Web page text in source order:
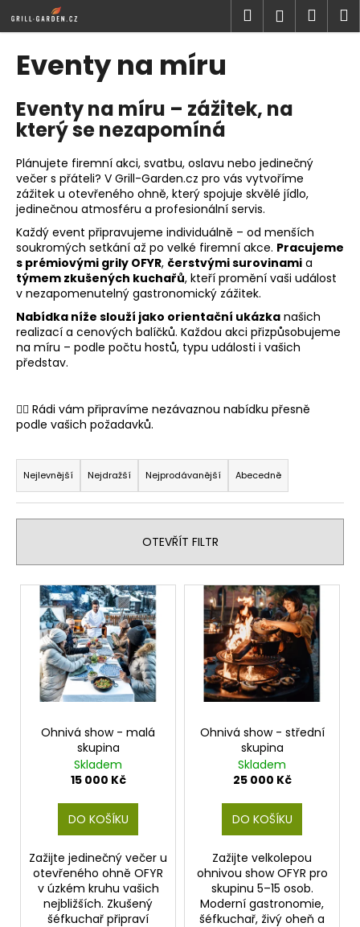
na
obsah
Hledat
Eventy na míru
Eventy na míru – zážitek, na
který se nezapomíná
Plánujete firemní akci, svatbu, oslavu nebo jedinečný
večer s přáteli? V Grill-Garden.cz pro vás vytvoříme
zážitek u otevřeného ohně, který spojuje skvělé jídlo,
jedinečnou atmosféru a profesionální servis.
Každý event připravujeme individuálně – od menších
soukromých setkání až po velké firemní akce. Pracujeme
s prémiovými grily OFYR, čerstvými surovinami a
týmem zkušených kuchařů, kteří promění vaši událost
v nezapomenutelný gastronomický zážitek.
Nabídka níže slouží jako orientační ukázka našich
realizací a cenových balíčků. Každou akci přizpůsobujeme
na míru – podle počtu hostů, typu události i vašich
představ.
👉🏻 Rádi vám připravíme nezávaznou nabídku přesně
podle vašich požadavků.
Ř
a
z
e
í
p
Nejlevnější Nejdražší Nejprodávanější Abecedně
OTEVŘÍT FILTR
V
Ohnivá show - malá
skupina
Skladem
15 000 Kč
DO KOŠÍKU
Zažijte jedinečný večer u
otevřeného ohně OFYR
v úzkém kruhu vašich
nejbližších. Zkušený
šéfkuchař připraví
Ohnivá show - střední
skupina
Skladem
25 000 Kč
DO KOŠÍKU
Zažijte velkolepou
ohnivou show OFYR pro
skupinu 5–15 osob.
Moderní gastronomie,
šéfkuchař, živý oheň a
K
o
o
p
t
ř
e
b
u
j
e
t
e
n
j
í
?
HLEDAT